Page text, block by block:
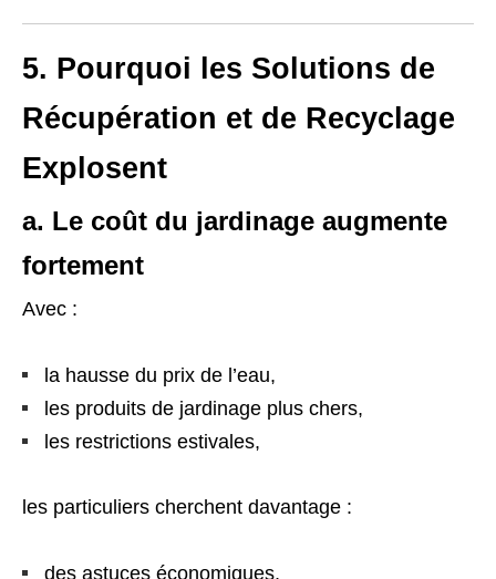
5. Pourquoi les Solutions de
Récupération et de Recyclage
Explosent
a. Le coût du jardinage augmente
fortement
Avec :
la hausse du prix de l’eau,
les produits de jardinage plus chers,
les restrictions estivales,
les particuliers cherchent davantage :
des astuces économiques,